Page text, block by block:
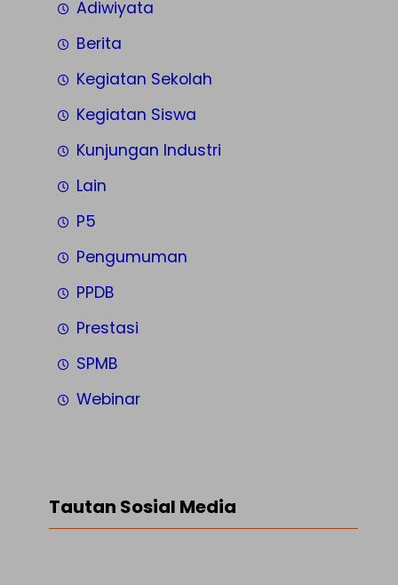
Adiwiyata
Berita
Kegiatan Sekolah
Kegiatan Siswa
Kunjungan Industri
Lain
P5
Pengumuman
PPDB
Prestasi
SPMB
Webinar
Tautan Sosial Media